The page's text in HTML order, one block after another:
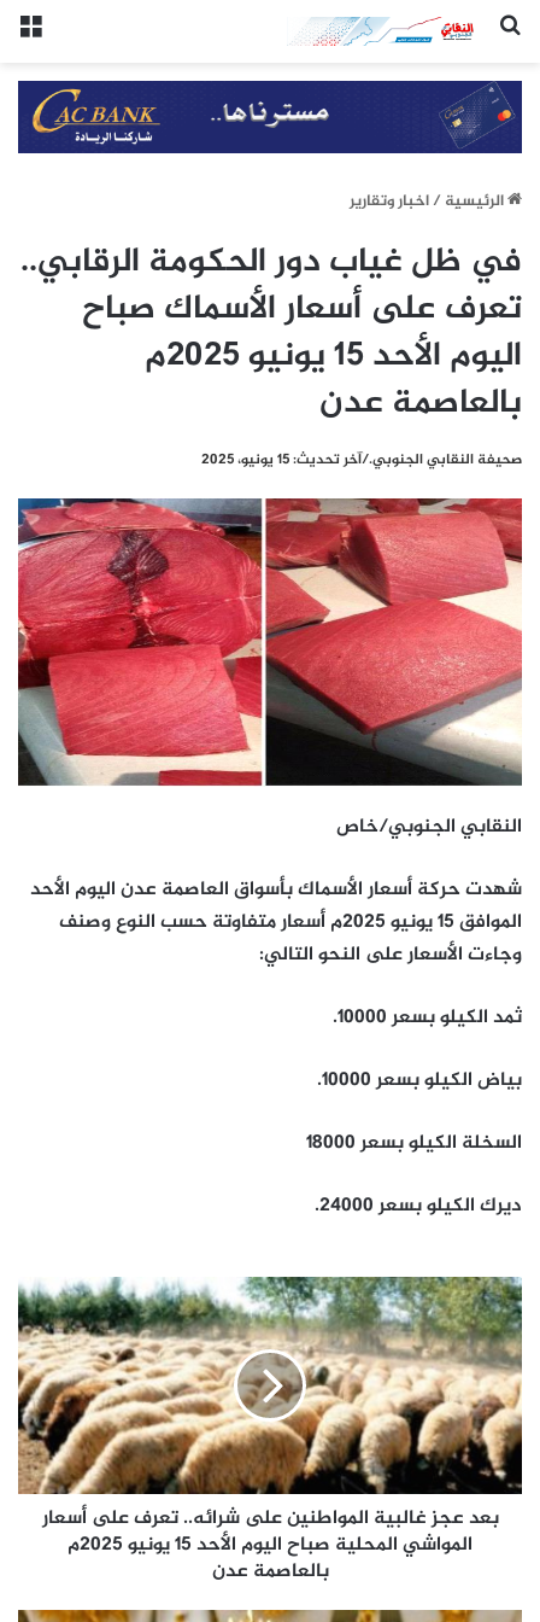
(النقابي الجنوبي:/خاص.)
الرئيسيِة/اخبار وتقارير
في ظل غياب دور الحكومة الرقابي..
تعرف على أسعار الأسماك صباح
اليوم الأحد 15 يونيو 2025م
بالعاصمة عدن
صحيفة النقابي الجنوبي./آخر تحديث: 15 يونيو، 2025
النقابي الجنوبي/خاص
شهدت حركة أسعار الأسماك بأسواق العاصمة عدن اليوم الأحد
الموافق 15 يونيو 2025م أسعار متفاوتة حسب النوع وصنف
وجاءت الأسعار على النحو التالي:
ثمد الكيلو بسعر 10000.
بياض الكيلو بسعر 10000.
السخلة الكيلو بسعر 18000
ديرك الكيلو بسعر 24000.
بعد
عجز
غالبية
المواطنين
على
شرائه..
تعرف
على
أسعار
المواشي
بعد عجز غالبية المواطنين على شرائه.. تعرف على أسعار
المواشي المحلية صباح اليوم الأحد 15 يونيو 2025م
بالعاصمة عدن